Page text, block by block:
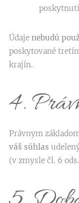
Údaje nebudú
poskytované
krajín.
4.
Právnym
váš súhlas
(v zmysle čl. 6